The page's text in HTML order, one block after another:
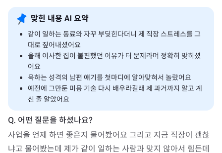
맞힌 내용 AI 요약
같이 일하는 동료와 자꾸 부딪힌다더니 제 직장 스트레스를 그
대로 짚어내셨어요
올해 이사한 집이 불편했던 이유가 터 문제라며 정확히 맞히셨
어요
욱하는 성격의 남편 얘기를 첫마디에 알아맞혀서 놀랐어요
예전에 그만둔 미용 기술 다시 배우라길래 제 과거까지 알고 계
신 줄 알았어요
사업을 언제 하면 좋은지 물어봤어요 그리고 지금 직장이 괜찮
냐고 물어봤는데 제가 같이 일하는 사람과 맞지 않아서 힘든데